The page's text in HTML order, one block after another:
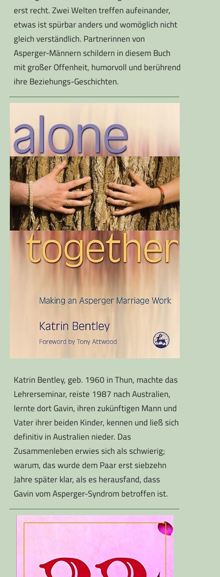
erst recht. Zwei Welten treffen aufeinander,
etwas ist spürbar anders und womöglich nicht
gleich verständlich. Partnerinnen von
Asperger-Männern schildern in diesem Buch
mit großer Offenheit, humorvoll und berührend
ihre Beziehungs-Geschichten.
Katrin Bentley, geb. 1960 in Thun, machte das
Lehrerseminar, reiste 1987 nach Australien,
lernte dort Gavin, ihren zukünftigen Mann und
Vater ihrer beiden Kinder, kennen und ließ sich
definitiv in Australien nieder. Das
Zusammenleben erwies sich als schwierig;
warum, das wurde dem Paar erst siebzehn
Jahre später klar, als es herausfand, dass
Gavin vom Asperger-Syndrom betroffen ist.